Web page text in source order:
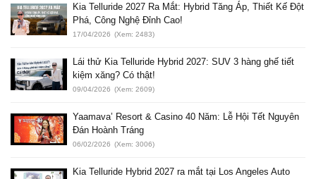
Kia Telluride 2027 Ra Mắt: Hybrid Tăng Áp, Thiết Kế Đột
Phá, Công Nghệ Đỉnh Cao!
17/04/2026 (Xem: 2483)
Lái thử Kia Telluride Hybrid 2027: SUV 3 hàng ghế tiết
kiệm xăng? Có thật!
09/04/2026 (Xem: 2609)
Yaamava’ Resort & Casino 40 Năm: Lễ Hội Tết Nguyên
Đán Hoành Tráng
06/02/2026 (Xem: 3006)
Kia Telluride Hybrid 2027 ra mắt tại Los Angeles Auto